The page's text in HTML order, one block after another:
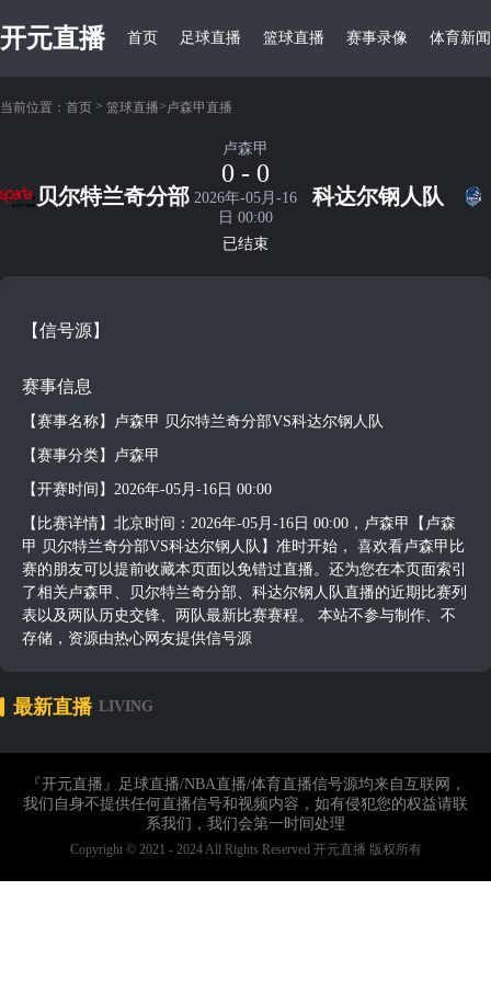
开元直播 首页 足球直播 篮球直播 赛事录像 体育新闻
当前位置： 首页 > 篮球直播>卢森甲直播
贝尔特兰奇分部
卢森甲
0 - 0
2026年-05月-16
日 00:00
已结束
科达尔钢人队
【信号源】
赛事信息
【赛事名称】卢森甲 贝尔特兰奇分部VS科达尔钢人队
【赛事分类】卢森甲
【开赛时间】2026年-05月-16日 00:00
【比赛详情】北京时间：2026年-05月-16日 00:00，卢森甲【卢森
甲 贝尔特兰奇分部VS科达尔钢人队】准时开始， 喜欢看卢森甲比
赛的朋友可以提前收藏本页面以免错过直播。还为您在本页面索引
了相关卢森甲、贝尔特兰奇分部、科达尔钢人队直播的近期比赛列
表以及两队历史交锋、两队最新比赛赛程。 本站不参与制作、不
存储，资源由热心网友提供信号源
最新直播 LIVING
『开元直播』足球直播/NBA直播/体育直播信号源均来自互联网，
我们自身不提供任何直播信号和视频内容，如有侵犯您的权益请联
系我们，我们会第一时间处理
Copyright © 2021 - 2024 All Rights Reserved 开元直播 版权所有